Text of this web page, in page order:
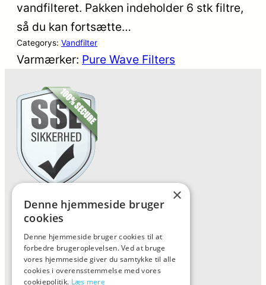
vandfilteret. Pakken indeholder 6 stk filtre,
så du kan fortsætte…
Categorys: Vandfilter
Varmærker: Pure Wave Filters
Forside
Kontakt
Oversigt artikler
×
Denne hjemmeside bruger
cookies
Denne hjemmeside bruger cookies til at
forbedre brugeroplevelsen. Ved at bruge
vores hjemmeside giver du samtykke til alle
cookies i overensstemmelse med vores
cookiepolitik. Læs mere